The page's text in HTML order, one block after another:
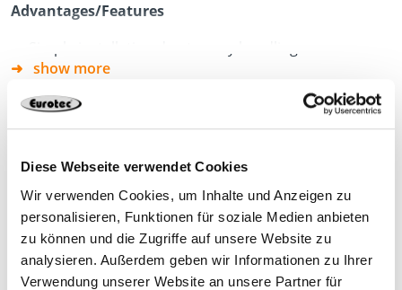
Diese Webseite verwendet Cookies
Wir verwenden Cookies, um Inhalte und Anzeigen zu
personalisieren, Funktionen für soziale Medien anbieten
zu können und die Zugriffe auf unsere Website zu
analysieren. Außerdem geben wir Informationen zu Ihrer
Verwendung unserer Website an unsere Partner für
Advantages/Features
Suitable for all common trapezoidal sheets
EPDM sealing strips already attached
show more
4064827376171